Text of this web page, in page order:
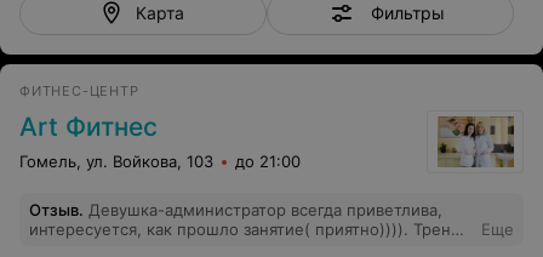
Карта Фильтры
ФИТНЕС-ЦЕНТР
Art Фитнес
Гомель, ул. Войкова, 103 до 21:00
Отзыв. Девушка-администратор всегда приветлива,
интересуется, как прошло занятие( приятно)))). Тренер
Еще